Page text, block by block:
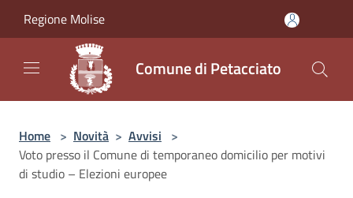
Regione Molise
Comune di Petacciato
Home > Novità > Avvisi >
Voto presso il Comune di temporaneo domicilio per motivi
di studio – Elezioni europee